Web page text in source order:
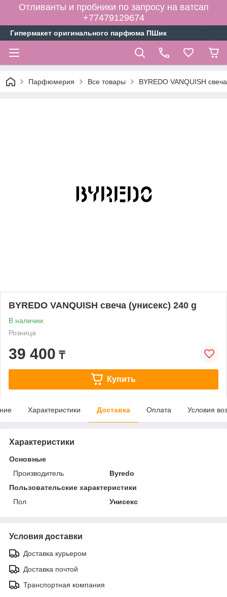
Отливанты и пробники по запросу на ватсап
+77479129674
Гипермакет оригинального парфюма ПШик
Парфюмерия Все товары BYREDO VANQUISH
BYREDO VANQUISH свеча (унисекс) 240 g
В наличии
Розница
39 400 ₸
Купить
Характеристики Доставка Оплата Условия
Характеристики
Основные
Производитель
Byredo
Пользовательские характеристики
Пол
Унисекс
Условия доставки
Доставка курьером
Доставка почтой
Транспортная компания